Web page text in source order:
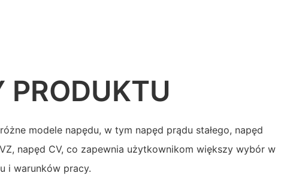
PRODUKTU
modele napędu, w tym napęd prądu stałego, napęd
napęd CV, co zapewnia użytkownikom większy wybór w
i warunków pracy.